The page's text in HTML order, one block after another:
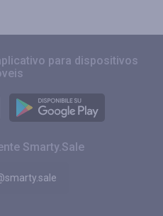
para dispositivos
Smarty.Sale